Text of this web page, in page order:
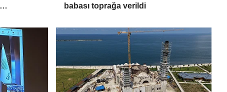
babası toprağa verildi